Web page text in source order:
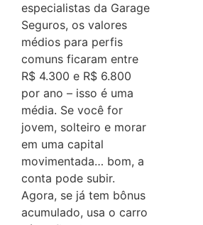
especialistas da Garage
Seguros, os valores
médios para perfis
comuns ficaram entre
R$ 4.300 e R$ 6.800
por ano – isso é uma
média. Se você for
jovem, solteiro e morar
em uma capital
movimentada… bom, a
conta pode subir.
Agora, se já tem bônus
acumulado, usa o carro